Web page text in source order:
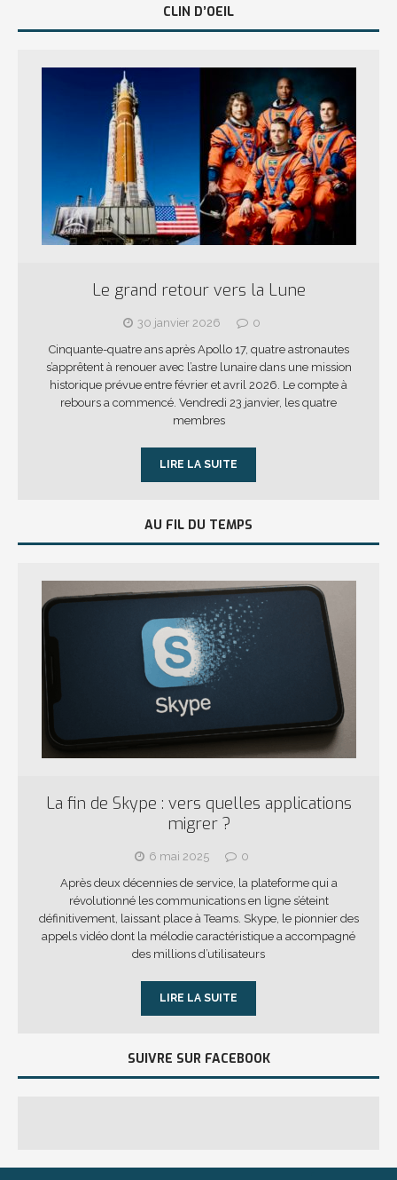
CLIN D’OEIL
Le grand retour vers la Lune
30 janvier 2026
0
Cinquante-quatre ans après Apollo 17, quatre astronautes
s’apprêtent à renouer avec l’astre lunaire dans une mission
historique prévue entre février et avril 2026. Le compte à
rebours a commencé. Vendredi 23 janvier, les quatre
membres
LIRE LA SUITE
AU FIL DU TEMPS
La fin de Skype : vers quelles applications
migrer ?
6 mai 2025
0
Après deux décennies de service, la plateforme qui a
révolutionné les communications en ligne s’éteint
définitivement, laissant place à Teams. Skype, le pionnier des
appels vidéo dont la mélodie caractéristique a accompagné
des millions d’utilisateurs
LIRE LA SUITE
SUIVRE SUR FACEBOOK